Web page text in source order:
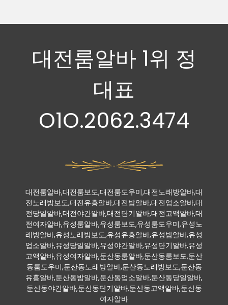
대전룸알바 1위 정
대표
O1O.2062.3474
대전룸알바,대전룸보도,대전룸도우미,대전노래방알바,대
전노래방보도,대전유흥알바,대전밤알바,대전업소알바,대
전당일알바,대전야간알바,대전단기알바,대전고액알바,대
전여자알바,유성룸알바,유성룸보도,유성룸도우미,유성노
래방알바,유성노래방보도,유성유흥알바,유성밤알바,유성
업소알바,유성당일알바,유성야간알바,유성단기알바,유성
고액알바,유성여자알바,둔산동룸알바,둔산동룸보도,둔산
동룸도우미,둔산동노래방알바,둔산동노래방보도,둔산동
유흥알바,둔산동밤알바,둔산동업소알바,둔산동당일알바,
둔산동야간알바,둔산동단기알바,둔산동고액알바,둔산동
여자알바